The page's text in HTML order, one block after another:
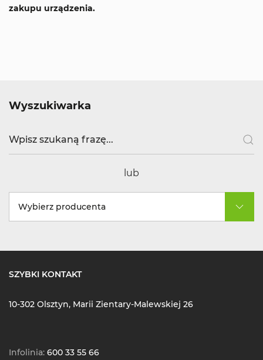
zakupu urządzenia.
Wyszukiwarka
lub
Wybierz producenta
SZYBKI KONTAKT
10-302 Olsztyn, Marii Zientary-Malewskiej 26
Infolinia: 600 33 55 66